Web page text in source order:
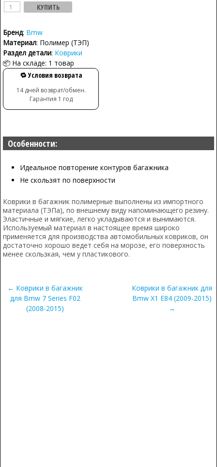
Бренд: Bmw
Материал: Полимер (ТЭП)
Раздел детали: Коврики
📦 На складе: 1 товар
🔁 Условия возврата
14 дней возврат/обмен.
Гарантия 1 год
Особенности:
Идеальное повторение контуров багажника
Не скользят по поверхности
Коврики в багажник полимерные выполнены из импортного
материала (ТЭПа), по внешнему виду напоминающего резину.
Эластичные и мягкие, легко укладываются и вынимаются.
Используемый материал в настоящее время широко
применяется для производства автомобильных ковриков, он
достаточно хорошо ведет себя на морозе, его поверхность
менее скользкая, чем у пластикового.
← Коврики в багажник
для Bmw 7 Series F02
(2008-2015)
Коврики в багажник для
Bmw X1 E84 (2009-2015)
→